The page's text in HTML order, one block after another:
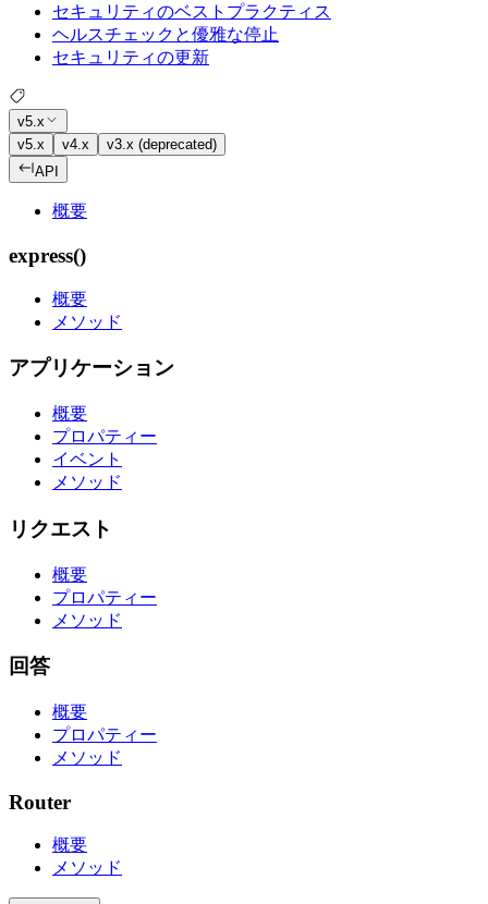
セキュリティのベストプラクティス
ヘルスチェックと優雅な停止
セキュリティの更新
v5.x
v5.x
v4.x
v3.x (deprecated)
API
概要
express()
概要
メソッド
アプリケーション
概要
プロパティー
イベント
メソッド
リクエスト
概要
プロパティー
メソッド
回答
概要
プロパティー
メソッド
Router
概要
メソッド